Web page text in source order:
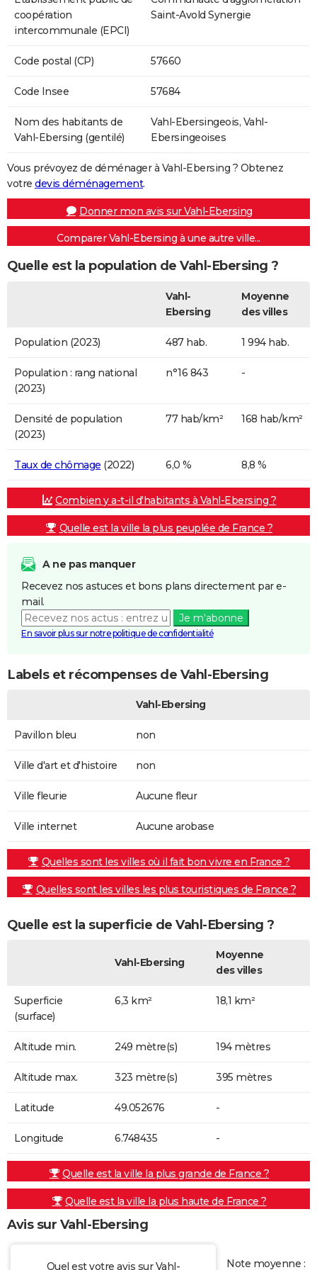
coopération
intercommunale (EPCI)
Saint-Avold Synergie
Code postal (CP) 57660
Code Insee 57684
Nom des habitants de
Vahl-Ebersing (gentilé)
Vahl-Ebersingeois, Vahl-
Ebersingeoises
Vous prévoyez de déménager à Vahl-Ebersing ? Obtenez
votre devis déménagement.
Donner mon avis sur Vahl-Ebersing
Comparer Vahl-Ebersing à une autre ville...
Quelle est la population de Vahl-Ebersing ?
Vahl-
Ebersing
Moyenne
des villes
Population (2023) 487 hab. 1 994 hab.
Population : rang national
(2023)
n°16 843 -
Densité de population
(2023)
77 hab/km² 168 hab/km²
Taux de chômage (2022) 6,0 % 8,8 %
Combien y a-t-il d'habitants à Vahl-Ebersing ?
Quelle est la ville la plus peuplée de France ?
A ne pas manquer
Recevez nos astuces et bons plans directement par e-
mail.
Je m'abonne
En savoir plus sur notre politique de confidentialité
Labels et récompenses de Vahl-Ebersing
Vahl-Ebersing
Pavillon bleu non
Ville d'art et d'histoire non
Ville fleurie Aucune fleur
Ville internet Aucune arobase
Quelles sont les villes où il fait bon vivre en France ?
Quelles sont les villes les plus touristiques de France ?
Quelle est la superficie de Vahl-Ebersing ?
Vahl-Ebersing
Moyenne
des villes
Superficie
(surface)
6,3 km² 18,1 km²
Altitude min. 249 mètre(s) 194 mètres
Altitude max. 323 mètre(s) 395 mètres
Latitude 49.052676 -
Longitude 6.748435 -
Quelle est la ville la plus grande de France ?
Quelle est la ville la plus haute de France ?
Avis sur Vahl-Ebersing
Quel est votre avis sur Vahl- Note moyenne :